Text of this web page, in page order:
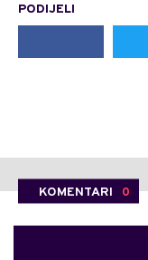
PODIJELI
KOMENTARI 0